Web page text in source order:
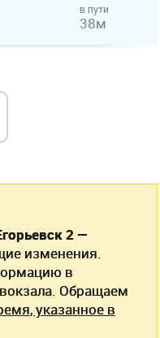
в пути
38м
2 —
изменения.
в
Обращаем
указанное в